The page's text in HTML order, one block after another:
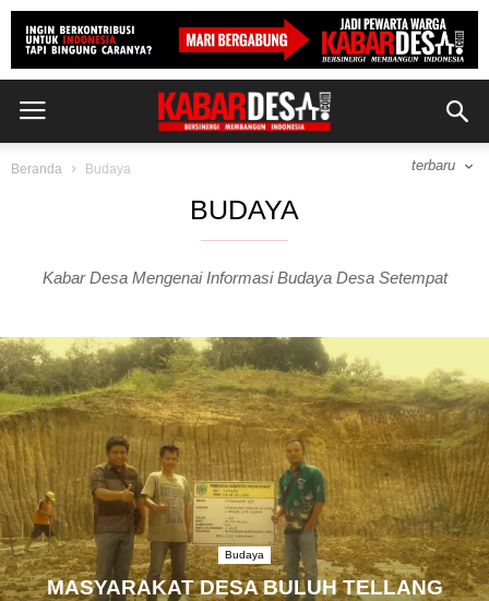
Beranda Budaya terbaru
BUDAYA
Kabar Desa Mengenai Informasi Budaya Desa Setempat
Budaya
MASYARAKAT DESA BULUH TELLANG